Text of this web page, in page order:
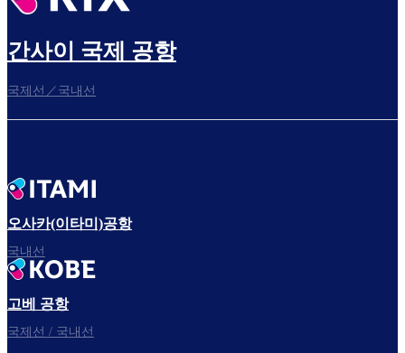
간사이 국제 공항
국제선／국내선
오사카(이타미)공항
국내선
고베 공항
국제선 / 국내선